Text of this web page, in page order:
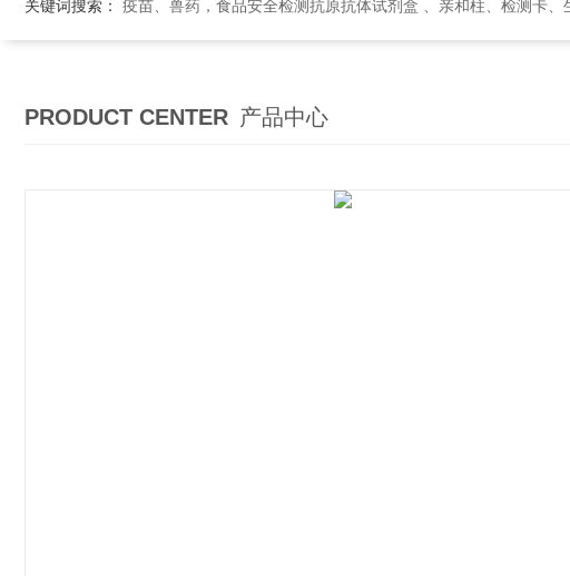
关键词搜索： 疫苗、兽药，食品安全检测抗原抗体试剂盒 、亲和柱、检测卡
PRODUCT CENTER 产品中心